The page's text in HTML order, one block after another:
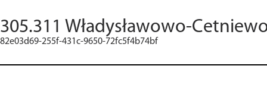
305.311 Władysławowo-
82e03d69-255f-431c-9650-72fc5f4b74bf